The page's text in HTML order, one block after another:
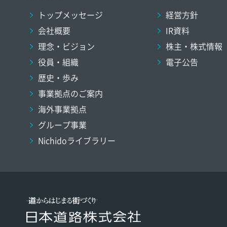
トップメッセージ
会社概要
理念・ビジョン
役員・組織
歴史・歩み
事業拠点のご案内
海外事業拠点
グループ事業
Nichidoライブラリー
経営方針
IR資料
株主・株式情報
電子公告